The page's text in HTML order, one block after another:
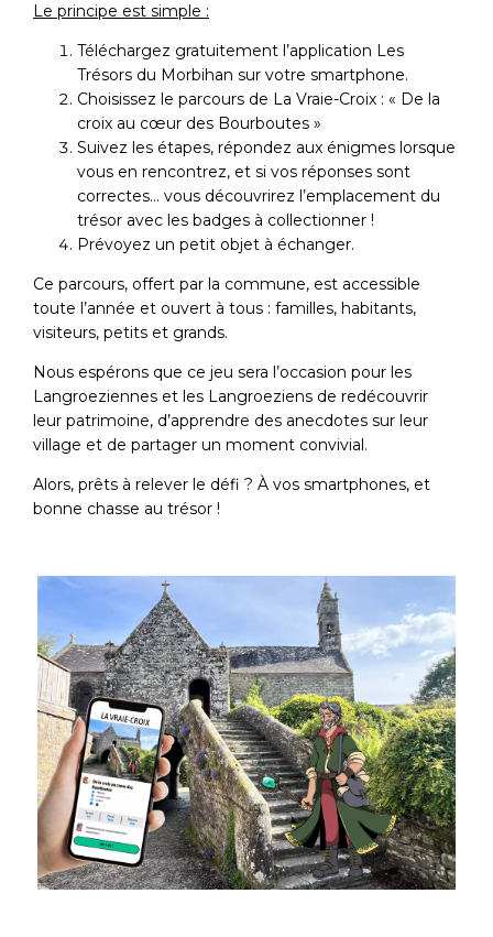
Le principe est simple :
Téléchargez gratuitement l’application Les
Trésors du Morbihan sur votre smartphone.
Choisissez le parcours de La Vraie-Croix : « De la
croix au cœur des Bourboutes »
Suivez les étapes, répondez aux énigmes lorsque
vous en rencontrez, et si vos réponses sont
correctes… vous découvrirez l’emplacement du
trésor avec les badges à collectionner !
Prévoyez un petit objet à échanger.
Ce parcours, offert par la commune, est accessible
toute l’année et ouvert à tous : familles, habitants,
visiteurs, petits et grands.
Nous espérons que ce jeu sera l’occasion pour les
Langroeziennes et les Langroeziens de redécouvrir
leur patrimoine, d’apprendre des anecdotes sur leur
village et de partager un moment convivial.
Alors, prêts à relever le défi ? À vos smartphones, et
bonne chasse au trésor !